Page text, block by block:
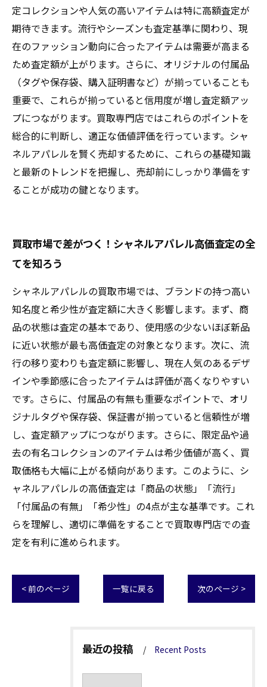
定コレクションや人気の高いアイテムは特に高額査定が
期待できます。流行やシーズンも査定基準に関わり、現
在のファッション動向に合ったアイテムは需要が高まる
ため査定額が上がります。さらに、オリジナルの付属品
（タグや保存袋、購入証明書など）が揃っていることも
重要で、これらが揃っていると信用度が増し査定額アッ
プにつながります。買取専門店ではこれらのポイントを
総合的に判断し、適正な価値評価を行っています。シャ
ネルアパレルを賢く売却するために、これらの基礎知識
と最新のトレンドを把握し、売却前にしっかり準備をす
ることが成功の鍵となります。
買取市場で差がつく！シャネルアパレル高価査定の全
てを知ろう
シャネルアパレルの買取市場では、ブランドの持つ高い
知名度と希少性が査定額に大きく影響します。まず、商
品の状態は査定の基本であり、使用感の少ないほぼ新品
に近い状態が最も高価査定の対象となります。次に、流
行の移り変わりも査定額に影響し、現在人気のあるデザ
インや季節感に合ったアイテムは評価が高くなりやすい
です。さらに、付属品の有無も重要なポイントで、オリ
ジナルタグや保存袋、保証書が揃っていると信頼性が増
し、査定額アップにつながります。さらに、限定品や過
去の有名コレクションのアイテムは希少価値が高く、買
取価格も大幅に上がる傾向があります。このように、シ
ャネルアパレルの高価査定は「商品の状態」「流行」
「付属品の有無」「希少性」の4点が主な基準です。これ
らを理解し、適切に準備をすることで買取専門店での査
定を有利に進められます。
< 前のページ 一覧に戻る 次のページ >
最近の投稿 Recent Posts